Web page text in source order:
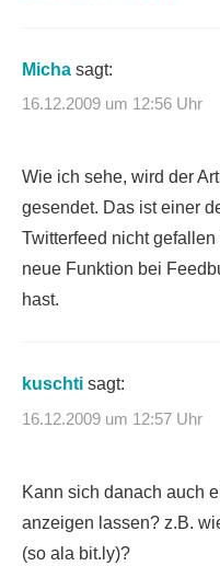
Micha sagt:
16.12.2009 um 12:56 Uhr
Wie ich sehe, wird der
gesendet. Das ist einer
Twitterfeed nicht
neue Funktion bei
hast.
kuschti sagt:
16.12.2009 um 12:57 Uhr
Kann sich danach auch
anzeigen lassen? z.B.
(so ala bit.ly)?